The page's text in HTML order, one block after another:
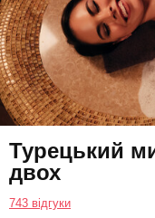
Турецький
двох
743 відгуки